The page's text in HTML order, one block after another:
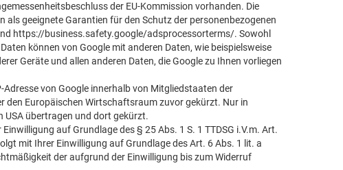
der EU-Kommission vorhanden. Die
geeignete Garantien für den Schutz der personenbezogenen
https://business.safety.google/adsprocessorterms/. Sowohl
können von Google mit anderen Daten, wie beispielsweise
Geräte und allen anderen Daten, die Google zu Ihnen vorliegen
von Google innerhalb von Mitgliedstaaten der
den Europäischen Wirtschaftsraum zuvor gekürzt. Nur in
USA übertragen und dort gekürzt.
auf Grundlage des § 25 Abs. 1 S. 1 TTDSG i.V.m. Art.
mit Ihrer Einwilligung auf Grundlage des Art. 6 Abs. 1 lit. a
der aufgrund der Einwilligung bis zum Widerruf